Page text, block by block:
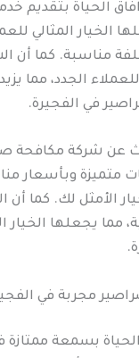
الحياة بتقديم
الخيار المثالي
مناسبة. كما أن
الجدد، مما
في الفجيرة.
عن شركة مكافحة
متميزة وبأسعار
الأمثل لك. كما
مما يجعلها الخيار
مجربة في
بسمعة